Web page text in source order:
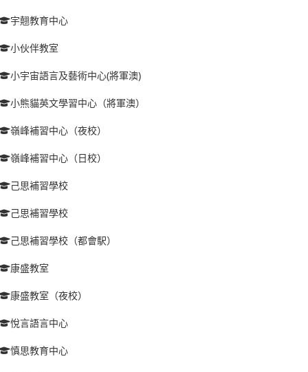
宇翹教育中心
小伙伴教室
小宇宙語言及藝術中心(將軍澳)
小熊貓英文學習中心（將軍澳）
嶺峰補習中心（夜校）
嶺峰補習中心（日校）
己思補習學校
己思補習學校
己思補習學校（都會駅）
康盛教室
康盛教室（夜校）
悅言語言中心
慎思教育中心